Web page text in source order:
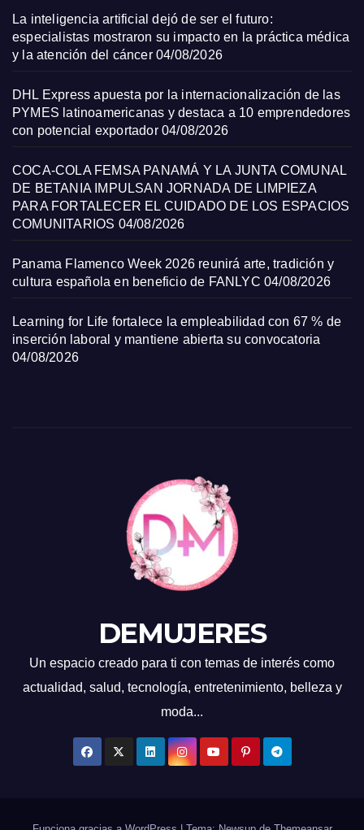
La inteligencia artificial dejó de ser el futuro:
especialistas mostraron su impacto en la práctica médica
y la atención del cáncer 04/08/2026
DHL Express apuesta por la internacionalización de las
PYMES latinoamericanas y destaca a 10 emprendedores
con potencial exportador 04/08/2026
COCA-COLA FEMSA PANAMÁ Y LA JUNTA COMUNAL
DE BETANIA IMPULSAN JORNADA DE LIMPIEZA
PARA FORTALECER EL CUIDADO DE LOS ESPACIOS
COMUNITARIOS 04/08/2026
Panama Flamenco Week 2026 reunirá arte, tradición y
cultura española en beneficio de FANLYC 04/08/2026
Learning for Life fortalece la empleabilidad con 67 % de
inserción laboral y mantiene abierta su convocatoria
04/08/2026
DEMUJERES
Un espacio creado para ti con temas de interés como
actualidad, salud, tecnología, entretenimiento, belleza y
moda...